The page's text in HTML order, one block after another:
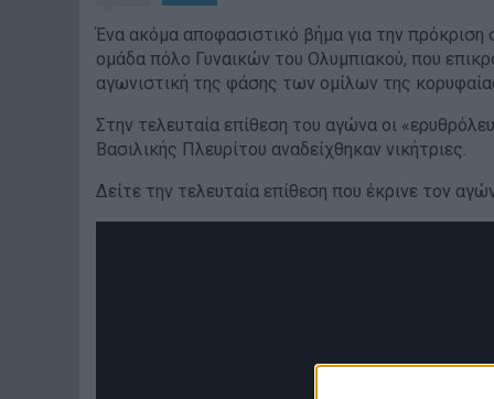
Ένα ακόμα αποφασιστικό βήμα για την
ομάδα πόλο Γυναικών του Ολυμπιακού, που
αγωνιστική της φάσης των ομίλων της
Στην τελευταία επίθεση του αγώνα οι
Βασιλικής Πλευρίτου αναδείχθηκαν νικήτριες.
Δείτε την τελευταία επίθεση που έκρινε τον